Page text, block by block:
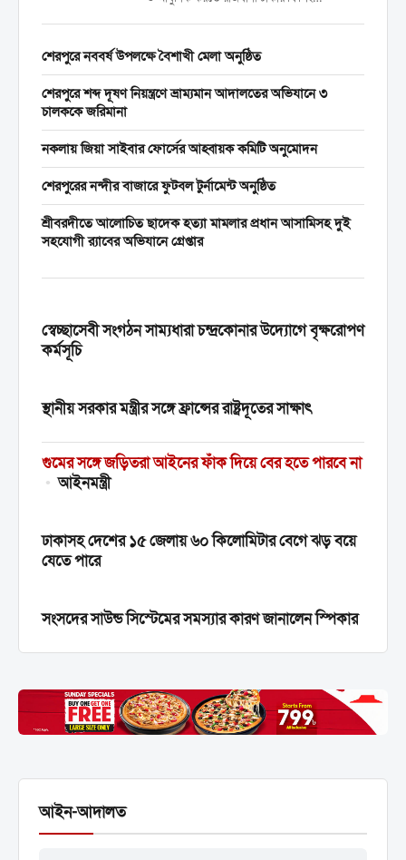
তেল নিতে বাইকারদের ভোগান্তি দূর হবে বলে
জানিয়েছেন সংশ্লিষ্টরা। আজ শনিবার (১৮ এপ্রিল)...
শেরপুরে নববর্ষ উপলক্ষে বৈশাখী মেলা অনুষ্ঠিত
শেরপুরে শব্দ দূষণ নিয়ন্ত্রণে ভ্রাম্যমান আদালতের অভিযানে ৩
চালককে জরিমানা
নকলায় জিয়া সাইবার ফোর্সের আহ্বায়ক কমিটি অনুমোদন
শেরপুরের নন্দীর বাজারে ফুটবল টুর্নামেন্ট অনুষ্ঠিত
শ্রীবরদীতে আলোচিত ছাদেক হত্যা মামলার প্রধান আসামিসহ দুই
সহযোগী র‍্যাবের অভিযানে গ্রেপ্তার
স্বেচ্ছাসেবী সংগঠন সাম্যধারা চন্দ্রকোনার উদ্যোগে বৃক্ষরোপণ
কর্মসূচি
স্থানীয় সরকার মন্ত্রীর সঙ্গে ফ্রান্সের রাষ্ট্রদূতের সাক্ষাৎ
গুমের সঙ্গে জড়িতরা আইনের ফাঁক দিয়ে বের হতে পারবে না
• আইনমন্ত্রী
ঢাকাসহ দেশের ১৫ জেলায় ৬০ কিলোমিটার বেগে ঝড় বয়ে
যেতে পারে
সংসদের সাউন্ড সিস্টেমের সমস্যার কারণ জানালেন স্পিকার
আইন-আদালত